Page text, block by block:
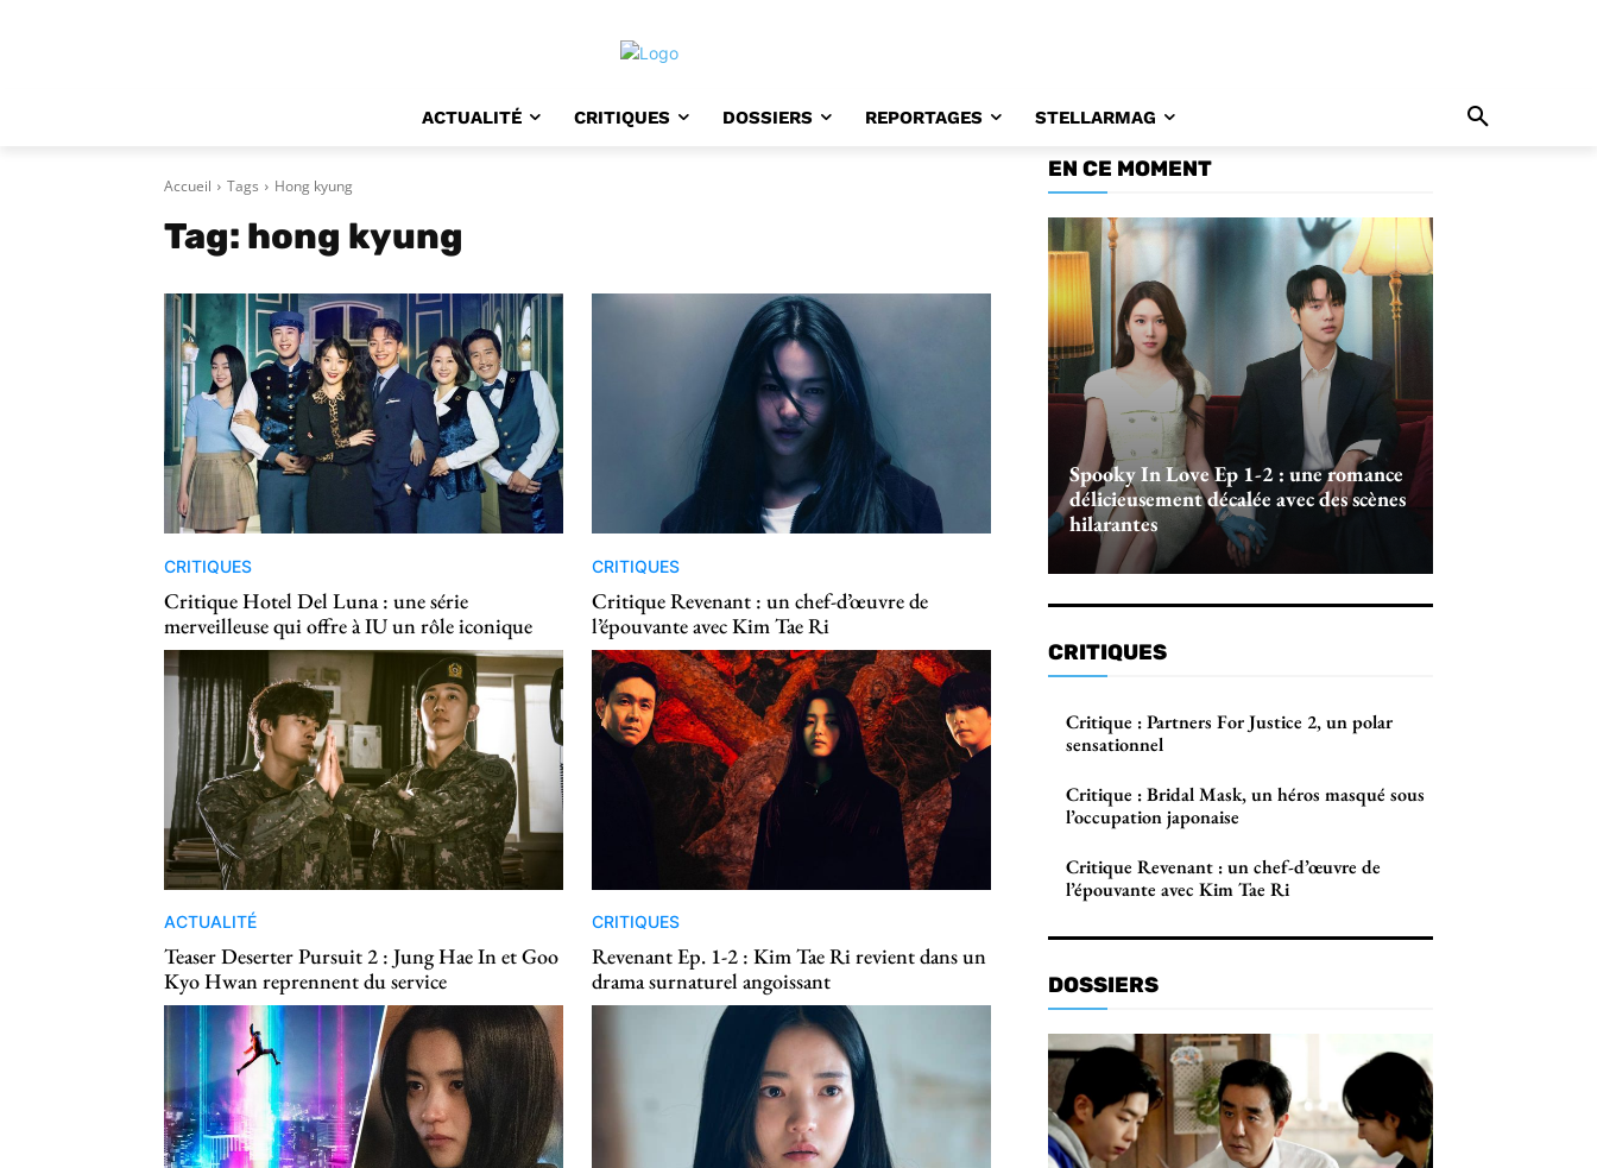
ACTUALITÉ CRITIQUES DOSSIERS REPORTAGES STELLARMAG
Accueil Tags Hong kyung
Tag: hong kyung
CRITIQUES
Critique Hotel Del Luna : une série
merveilleuse qui offre à IU un rôle iconique
CRITIQUES
Critique Revenant : un chef-d’œuvre de
l’épouvante avec Kim Tae Ri
ACTUALITÉ
Teaser Deserter Pursuit 2 : Jung Hae In et Goo
Kyo Hwan reprennent du service
CRITIQUES
Revenant Ep. 1-2 : Kim Tae Ri revient dans un
drama surnaturel angoissant
EN CE MOMENT
Spooky In Love Ep 1-2 : une romance
délicieusement décalée avec des scènes
hilarantes
CRITIQUES
Critique : Partners For Justice 2, un polar
sensationnel
Critique : Bridal Mask, un héros masqué sous
l’occupation japonaise
Critique Revenant : un chef-d’œuvre de
l’épouvante avec Kim Tae Ri
DOSSIERS